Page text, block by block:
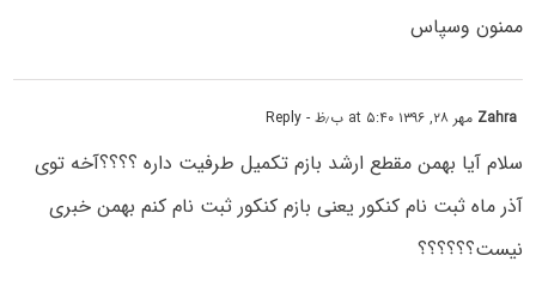
ممنون وسپاس
Zahra مهر ۲۸, ۱۳۹۶ at ۵:۴۰ ب٫ظ - Reply
سلام آیا بهمن مقطع ارشد بازم تکمیل طرفیت داره ؟؟؟؟آخه توی
آذر ماه ثبت نام کنکور یعنی بازم کنکور ثبت نام کنم بهمن خبری
نیست؟؟؟؟؟؟